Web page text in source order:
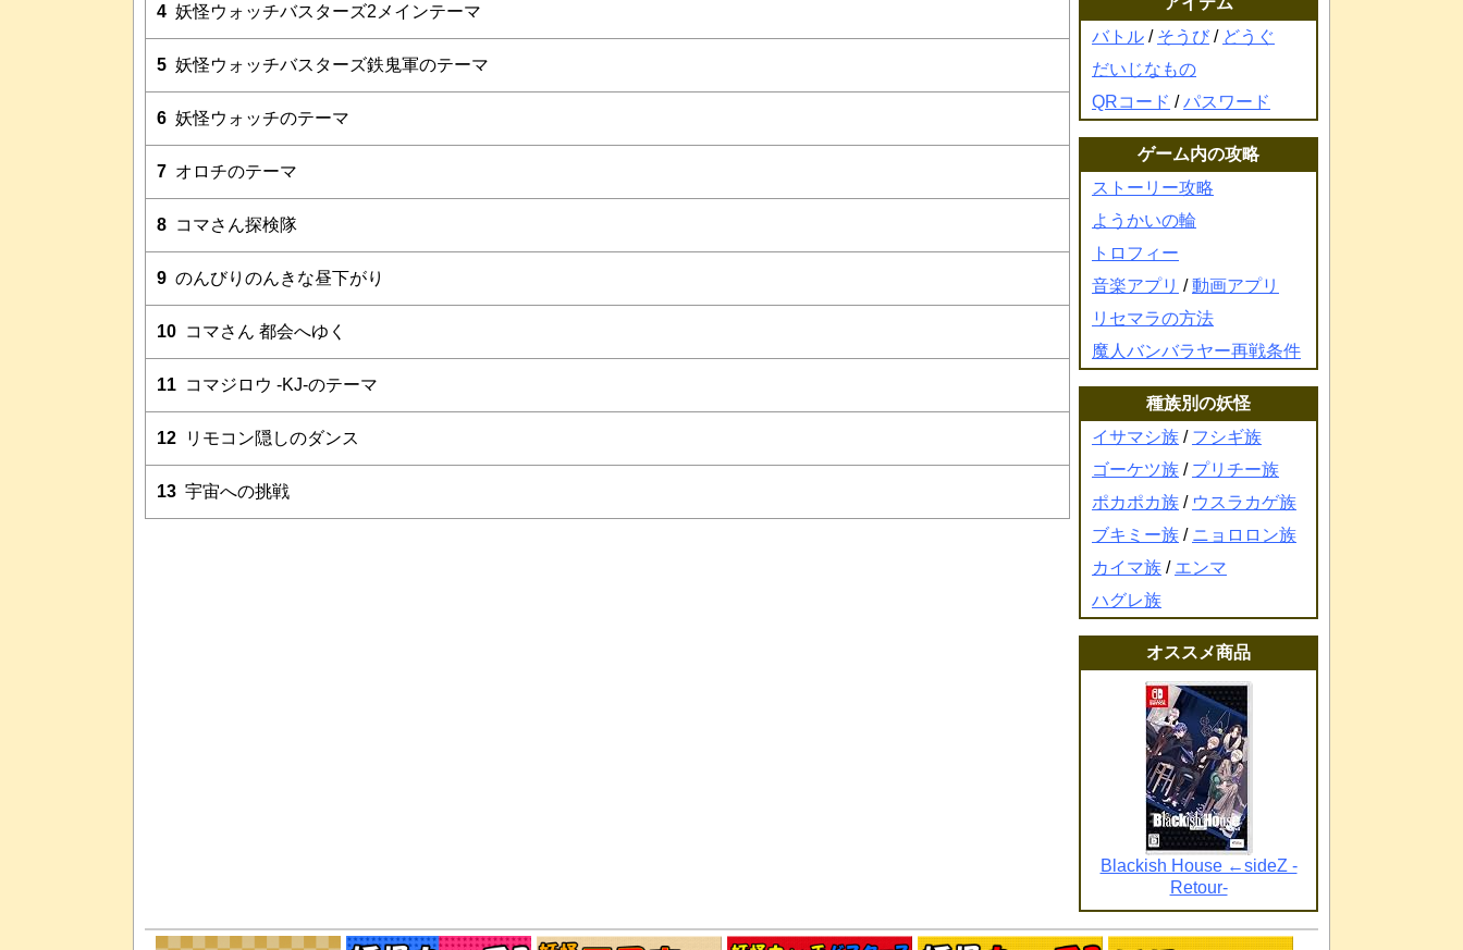
4 妖怪ウォッチバスターズ2メインテーマ
5 妖怪ウォッチバスターズ鉄鬼軍のテーマ
6 妖怪ウォッチのテーマ
7 オロチのテーマ
8 コマさん探検隊
9 のんびりのんきな昼下がり
10 コマさん 都会へゆく
11 コマジロウ -KJ-のテーマ
12 リモコン隠しのダンス
13 宇宙への挑戦
バトル / そうび / どうぐ
だいじなもの
QRコード /パスワード
ゲーム内の攻略
ストーリー攻略
ようかいの輪
トロフィー
音楽アプリ /動画アプリ
リセマラの方法
魔人バンバラヤー再戦条件
種族別の妖怪
イサマシ族 / フシギ族
ゴーケツ族 / プリチー族
ポカポカ族 / ウスラカゲ族
ブキミー族 / ニョロロン族
カイマ族 / エンマ
ハグレ族
オススメ商品
Blackish House ←sideZ -
Retour-